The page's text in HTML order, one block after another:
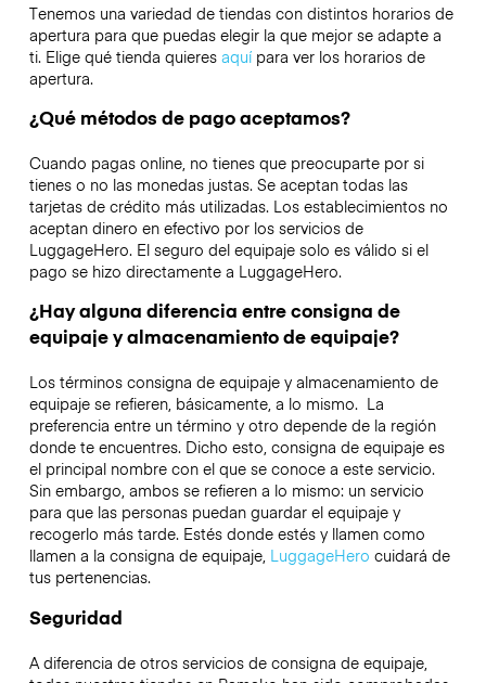
Tenemos una variedad de tiendas con distintos horarios de
apertura para que puedas elegir la que mejor se adapte a
ti. Elige qué tienda quieres aquípara ver los horarios de
apertura.
¿Qué métodos de pago aceptamos?
Cuando pagas online, no tienes que preocuparte por si
tienes o no las monedas justas. Se aceptan todas las
tarjetas de crédito más utilizadas. Los establecimientos no
aceptan dinero en efectivo por los servicios de
LuggageHero. El seguro del equipaje solo es válido si el
pago se hizo directamente a LuggageHero.
¿Hay alguna diferencia entre consigna de
equipaje y almacenamiento de equipaje?
Los términos consigna de equipaje y almacenamiento de
equipaje se refieren, básicamente, a lo mismo. La
preferencia entre un término y otro depende de la región
donde te encuentres. Dicho esto, consigna de equipaje es
el principal nombre con el que se conoce a este servicio.
Sin embargo, ambos se refieren a lo mismo: un servicio
para que las personas puedan guardar el equipaje y
recogerlo más tarde. Estés donde estés y llamen como
llamen a la consigna de equipaje,LuggageHero cuidará de
tus pertenencias.
Seguridad
A diferencia de otros servicios de consigna de equipaje,